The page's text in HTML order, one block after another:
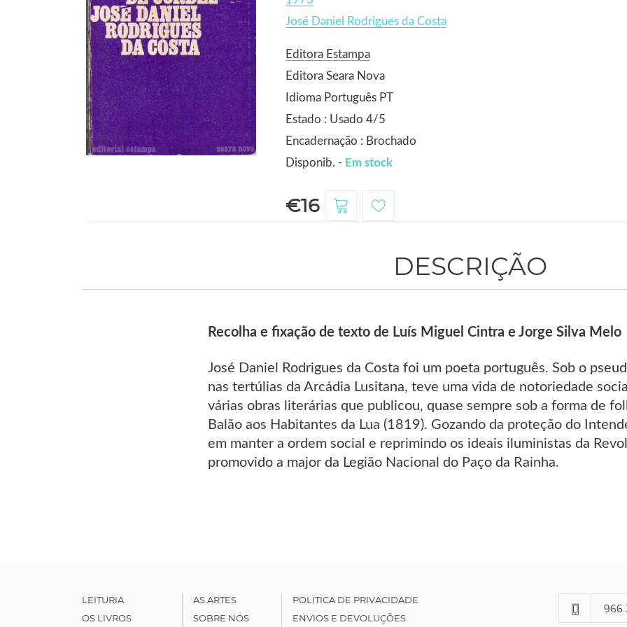
José Daniel Rodrigues da Costa
Editora Estampa
Editora Seara Nova
Idioma Português PT
Estado : Usado 4/5
Encadernação : Brochado
Disponib. - Em stock
€16
DESCRIÇÃO
Recolha e fixação de texto de Luís Miguel Cintra e Jorge Silva Melo
José Daniel Rodrigues da Costa foi um poeta português. Sob o
nas tertúlias da Arcádia Lusitana, teve uma vida de notoriedade
várias obras literárias que publicou, quase sempre sob a forma de
Balão aos Habitantes da Lua (1819). Gozando da proteção do
em manter a ordem social e reprimindo os ideais iluministas da
promovido a major da Legião Nacional do Paço da Rainha.
LEITURIA
OS LIVROS
AS ARTES
SOBRE NÓS
POLÍTICA DE PRIVACIDADE
ENVIOS E DEVOLUÇÕES
966